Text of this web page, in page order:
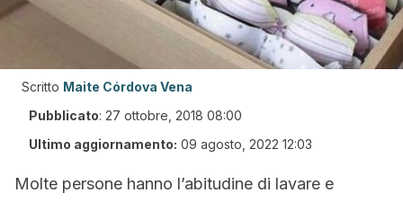
Scritto Maite Córdova Vena
Pubblicato: 27 ottobre, 2018 08:00
Ultimo aggiornamento: 09 agosto, 2022 12:03
Molte persone hanno l’abitudine di lavare e